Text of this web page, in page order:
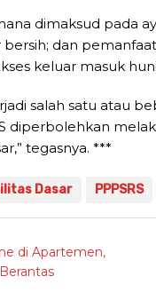
dimaksud pada
dan
keluar masuk
salah satu atau
diperbolehkan
tegasnya. ***
Dasar PPPSRS
di Apartemen,